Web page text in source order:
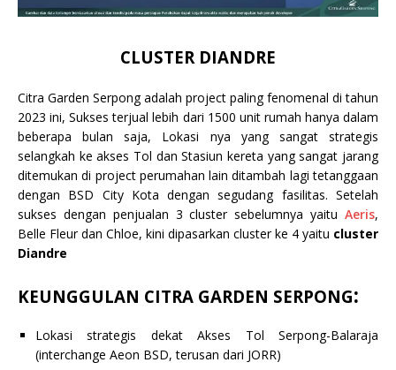
CLUSTER DIANDRE
Citra Garden Serpong adalah project paling fenomenal di tahun
2023 ini, Sukses terjual lebih dari 1500 unit rumah hanya dalam
beberapa bulan saja, Lokasi nya yang sangat strategis
selangkah ke akses Tol dan Stasiun kereta yang sangat jarang
ditemukan di project perumahan lain ditambah lagi tetanggaan
dengan BSD City Kota dengan segudang fasilitas. Setelah
sukses dengan penjualan 3 cluster sebelumnya yaitu Aeris,
Belle Fleur dan Chloe, kini dipasarkan cluster ke 4 yaitu cluster
Diandre
KEUNGGULAN CITRA GARDEN SERPONG:
Lokasi strategis dekat Akses Tol Serpong-Balaraja
(interchange Aeon BSD, terusan dari JORR)